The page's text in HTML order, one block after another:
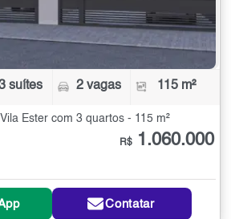
suítes 2 vagas 115 m²
Ester com 3 quartos - 115 m²
R$ 1.060.000
Contatar